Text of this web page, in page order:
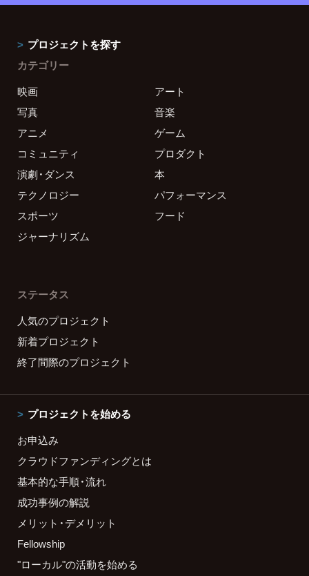
プロジェクトを探す
カテゴリー
映画
アート
写真
音楽
アニメ
ゲーム
コミュニティ
プロダクト
演劇・ダンス
本
テクノロジー
パフォーマンス
スポーツ
フード
ジャーナリズム
ステータス
人気のプロジェクト
新着プロジェクト
終了間際のプロジェクト
プロジェクトを始める
お申込み
クラウドファンディングとは
基本的な手順・流れ
成功事例の解説
メリット・デメリット
Fellowship
"ローカル"の活動を始める